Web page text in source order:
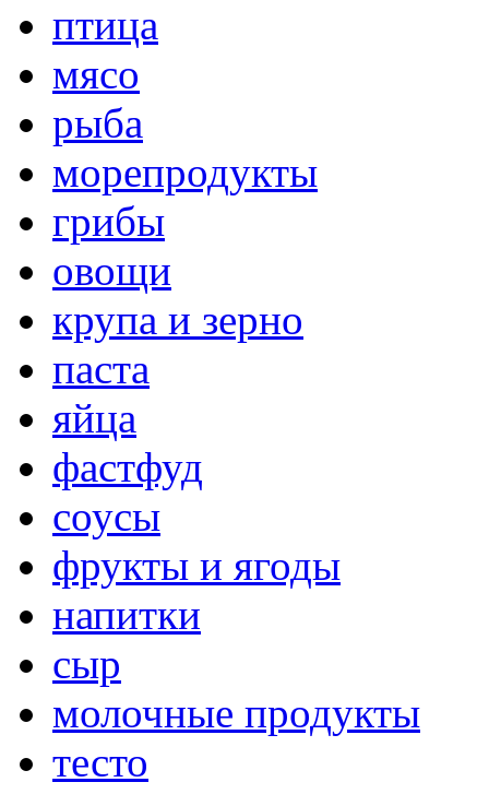
птица
мясо
рыба
морепродукты
грибы
овощи
крупа и зерно
паста
яйца
фастфуд
соусы
фрукты и ягоды
напитки
сыр
молочные продукты
тесто